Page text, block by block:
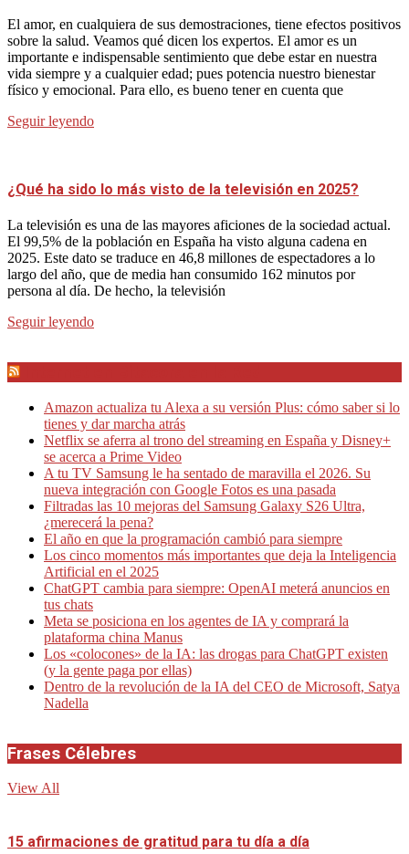
El amor, en cualquiera de sus demostraciones, tiene efectos positivos
sobre la salud. Veamos qué dicen los expertos. El amor es un
importante e indispensable sentimiento que debe estar en nuestra
vida siempre y a cualquier edad; pues potencia nuestro bienestar
físico y emocional. Para ello, es bueno tener en cuenta que
Seguir leyendo
¿Qué ha sido lo más visto de la televisión en 2025?
La televisión es una de las mayores aficiones de la sociedad actual.
El 99,5% de la población en España ha visto alguna cadena en
2025. Este dato se traduce en 46,8 millones de espectadores a lo
largo del año, que de media han consumido 162 minutos por
persona al día. De hecho, la televisión
Seguir leyendo
Amazon actualiza tu Alexa a su versión Plus: cómo saber si lo
tienes y dar marcha atrás
Netflix se aferra al trono del streaming en España y Disney+
se acerca a Prime Video
A tu TV Samsung le ha sentado de maravilla el 2026. Su
nueva integración con Google Fotos es una pasada
Filtradas las 10 mejoras del Samsung Galaxy S26 Ultra,
¿merecerá la pena?
El año en que la programación cambió para siempre
Los cinco momentos más importantes que deja la Inteligencia
Artificial en el 2025
ChatGPT cambia para siempre: OpenAI meterá anuncios en
tus chats
Meta se posiciona en los agentes de IA y comprará la
plataforma china Manus
Los «colocones» de la IA: las drogas para ChatGPT existen
(y la gente paga por ellas)
Dentro de la revolución de la IA del CEO de Microsoft, Satya
Nadella
Frases Célebres
View All
15 afirmaciones de gratitud para tu día a día